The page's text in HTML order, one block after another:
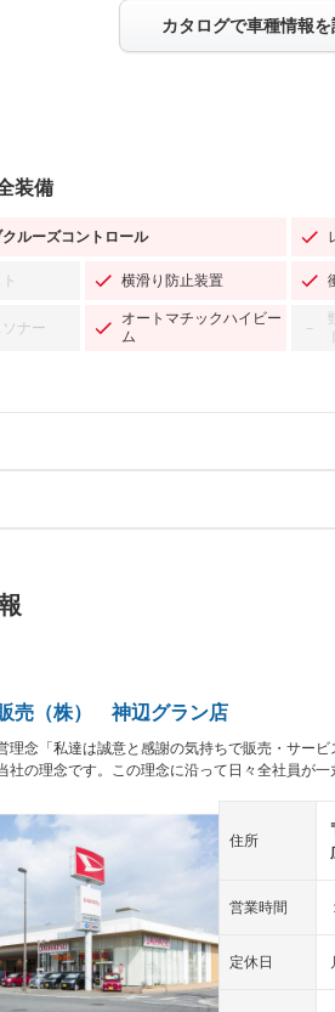
カタログで車種情報
装備
ルーズコントロール
横滑り防止装置
ナー
オートマチックハイビー
ム
－
転席/助手席/サイド
ストコントロール
プ 展示・試乗車
またはCDチェンジャー
ォッシャ
ンプ HID(キセノンライト)
－ エアロ
シート チップアップシート
－
－ シートエアコン
－ エアサスペンション
売（株） 神辺グラン店
理念「私達は誠意と感謝の気持ちで販売・サー
社の理念です。この理念に沿って日々全社員が一
住所
営業時間
定休日